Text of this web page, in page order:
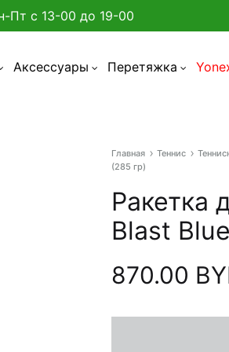
Пт с 13-00 до 19-00
Аксессуары Перетяжка
Главная Теннис
(285 гр)
Ракетка
Blast
870.00